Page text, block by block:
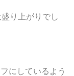
り上がりでし
にしているよう